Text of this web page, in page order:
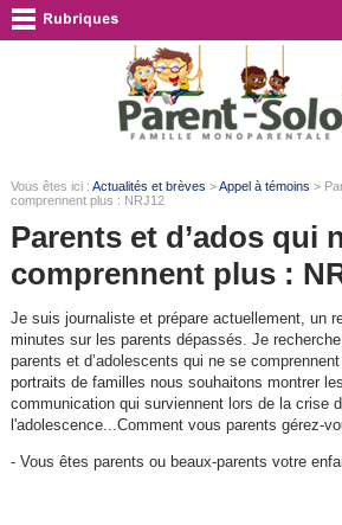
Vous êtes ici : Actualités et brèves >Appel à témoins >
comprennent plus : NRJ12
Parents et d’ados qui
comprennent plus :
Je suis journaliste et prépare actuellement, un
minutes sur les parents dépassés. Je
parents et d’adolescents qui ne se
portraits de familles nous souhaitons montrer
communication qui surviennent lors de la crise
l'adolescence...Comment vous parents gérez-
- Vous êtes parents ou beaux-parents votre